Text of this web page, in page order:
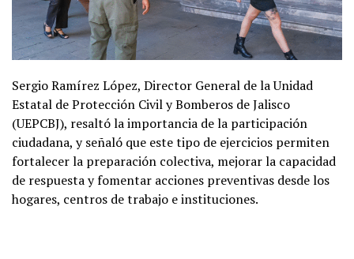
Sergio Ramírez López, Director General de la Unidad
Estatal de Protección Civil y Bomberos de Jalisco
(UEPCBJ), resaltó la importancia de la participación
ciudadana, y señaló que este tipo de ejercicios permiten
fortalecer la preparación colectiva, mejorar la capacidad
de respuesta y fomentar acciones preventivas desde los
hogares, centros de trabajo e instituciones.